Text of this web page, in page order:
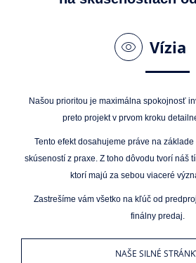
Vízia
Našou prioritou je maximálna spokojnosť
preto projekt v prvom kroku
Tento efekt dosahujeme práve na
skúseností z praxe. Z toho dôvodu tvorí náš
ktorí majú za sebou viaceré
Zastrešíme vám všetko na kľúč od
finálny predaj.
NAŠE SILNÉ